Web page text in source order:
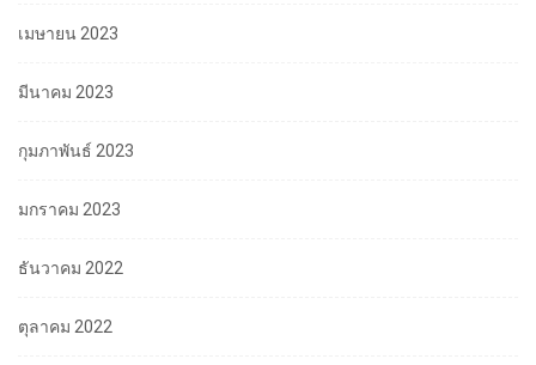
เมษายน 2023
มีนาคม 2023
กุมภาพันธ์ 2023
มกราคม 2023
ธันวาคม 2022
ตุลาคม 2022